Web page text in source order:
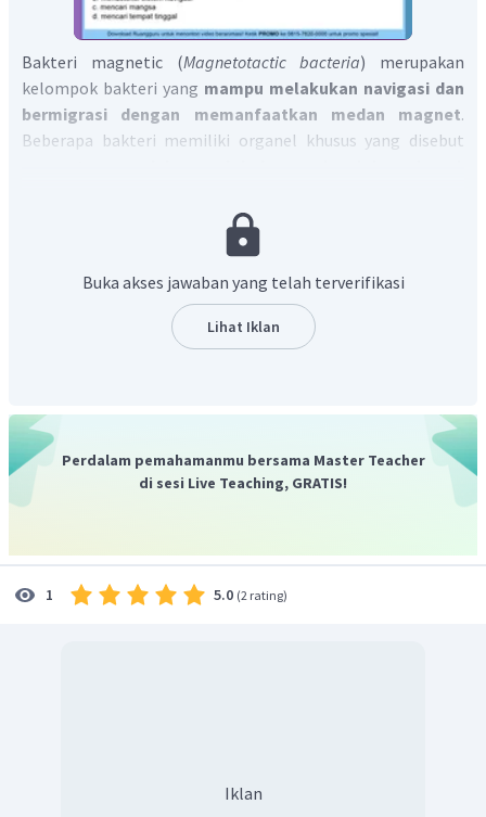
Bakteri magnetic (Magnetotactic bacteria) merupakan
kelompok bakteri yang mampu melakukan navigasi dan
bermigrasi dengan memanfaatkan medan magnet.
Beberapa bakteri memiliki organel khusus yang disebut
terdapat partikel mineral besi. Magnetosome tersusun
dengan magnet sintetik atau yang dibuat oleh manusia.
Beberapa jenis bakteri ini memiliki flagela yang berfungsi
sebagai pendorong saat bergerak.
Buka akses jawaban yang telah terverifikasi
Lihat Iklan
Perdalam pemahamanmu bersama Master Teacher
di sesi Live Teaching, GRATIS!
1 5.0 (2 rating)
Iklan